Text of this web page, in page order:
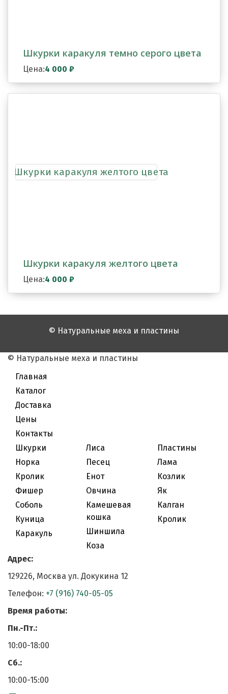
Шкурки каракуля темно серого цвета
Цена:4 000 ₽
Шкурки каракуля желтого цвета
Цена:4 000 ₽
© Натуральные меха и пластины
© Натуральные меха и пластины
Главная
Каталог
Доставка
Цены
Контакты
Шкурки
Норка
Кролик
Фишер
Соболь
Куница
Каракуль
Лиса
Песец
Енот
Овчина
Камешевая
кошка
Шиншила
Коза
Пластины
Лама
Козлик
Як
Калган
Кролик
Адрес:
129226, Москва ул. Докукина 12
Телефон: +7 (916) 740-05-05
Время работы:
Пн.-Пт.:
10:00-18:00
Cб.:
10:00-15:00